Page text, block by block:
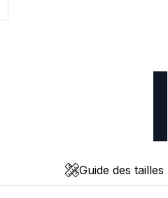
Guide des tailles